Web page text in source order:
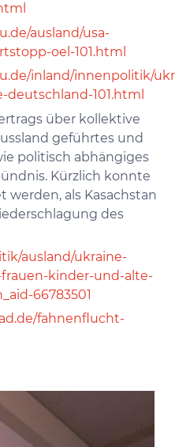
ausland/usa-
oel-101.html
inland/innenpolitik/
101.html
über kollektive
geführtes und
politisch abhängiges
Kürzlich konnte
als Kasachstan
des
ausland/ukraine-
kinder-und-alte-
66783501
fahnenflucht-